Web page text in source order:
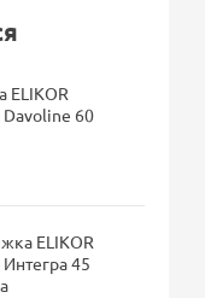
ELIKOR
Davoline 60
ELIKOR
45